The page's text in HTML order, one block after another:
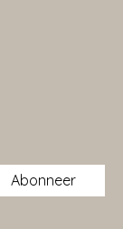
Abonneer